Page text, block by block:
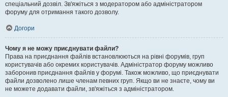
спеціальний дозвіл. Зв'яжіться з модератором або адміністратором
форуму для отримання такого дозволу.
Догори
Чому я не можу приєднувати файли?
Права на приєднання файлів встановлюються на рівні форумів, груп
користувачів або окремих користувачів. Адміністратор форуму можливо
заборонив приєднання файлів у форумі. Також можливо, що приєднувати
файли дозволено лише членам певних груп. Якщо ви не знаєте, чому ви
не можете додавати файли, зв'яжіться з адміністратором.